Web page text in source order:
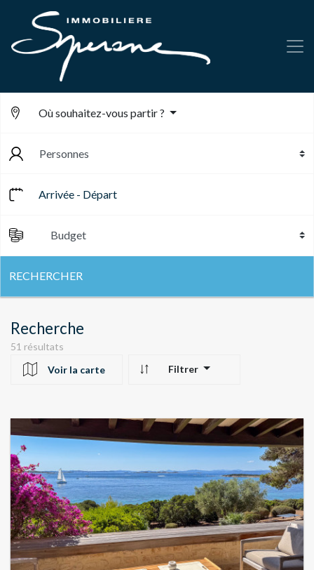
Où souhaitez-vous partir ?
Recherche
51 résultats
Voir la carte
Filtrer